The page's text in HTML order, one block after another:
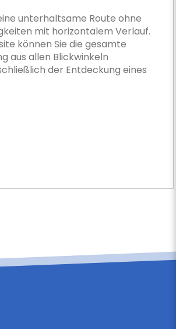
unterhaltsame Route ohne
mit horizontalem Verlauf.
können Sie die gesamte
aus allen Blickwinkeln
der Entdeckung eines